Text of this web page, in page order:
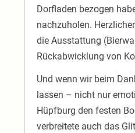
Dorfladen bezogen
nachzuholen.
die Ausstattung
Rückabwicklung von
Und wenn wir beim
lassen – nicht nur
Hüpfburg den festen
verbreitete auch das